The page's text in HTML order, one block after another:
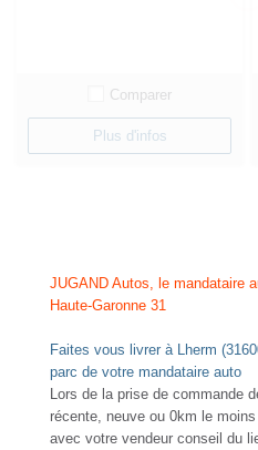
Comparer
Plus d'infos
RENAULT ARKANA
TCE 140 EDC7 INTENS T.O
Essence - 46200 Km - 2022
19 980 €TTC